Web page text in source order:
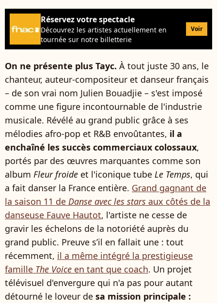
Réservez votre spectacle
Découvrez les artistes actuellement en
tournée sur notre billetterie
Voir
On ne présente plus Tayc. À tout juste 30 ans, le
chanteur, auteur-compositeur et danseur français
– de son vrai nom Julien Bouadjie – s'est imposé
comme une figure incontournable de l'industrie
musicale. Révélé au grand public grâce à ses
mélodies afro-pop et R&B envoûtantes, il a
enchaîné les succès commerciaux colossaux,
portés par des œuvres marquantes comme son
album Fleur froide et l'iconique tube Le Temps, qui
a fait danser la France entière. Grand gagnant de
la saison 11 de Danse avec les stars aux côtés de la
danseuse Fauve Hautot, l'artiste ne cesse de
gravir les échelons de la notoriété auprès du
grand public. Preuve s’il en fallait une : tout
récemment, il a même intégré la prestigieuse
famille The Voice en tant que coach. Un projet
télévisuel d'envergure qui n'a pas pour autant
détourné le loveur de sa mission principale :